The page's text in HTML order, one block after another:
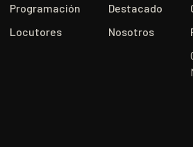
Programación
Locutores
Destacado
Nosotros